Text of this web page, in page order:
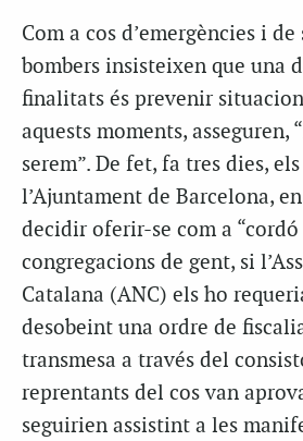
Com a cos d’emergències i
bombers insisteixen que una
finalitats és prevenir
aquests moments, asseguren,
serem”. De fet, fa tres dies,
l’Ajuntament de Barcelona,
decidir oferir-se com a
congregacions de gent, si
Catalana (ANC) els ho
desobeint una ordre de
transmesa a través del
reprentants del cos van
seguirien assistint a les